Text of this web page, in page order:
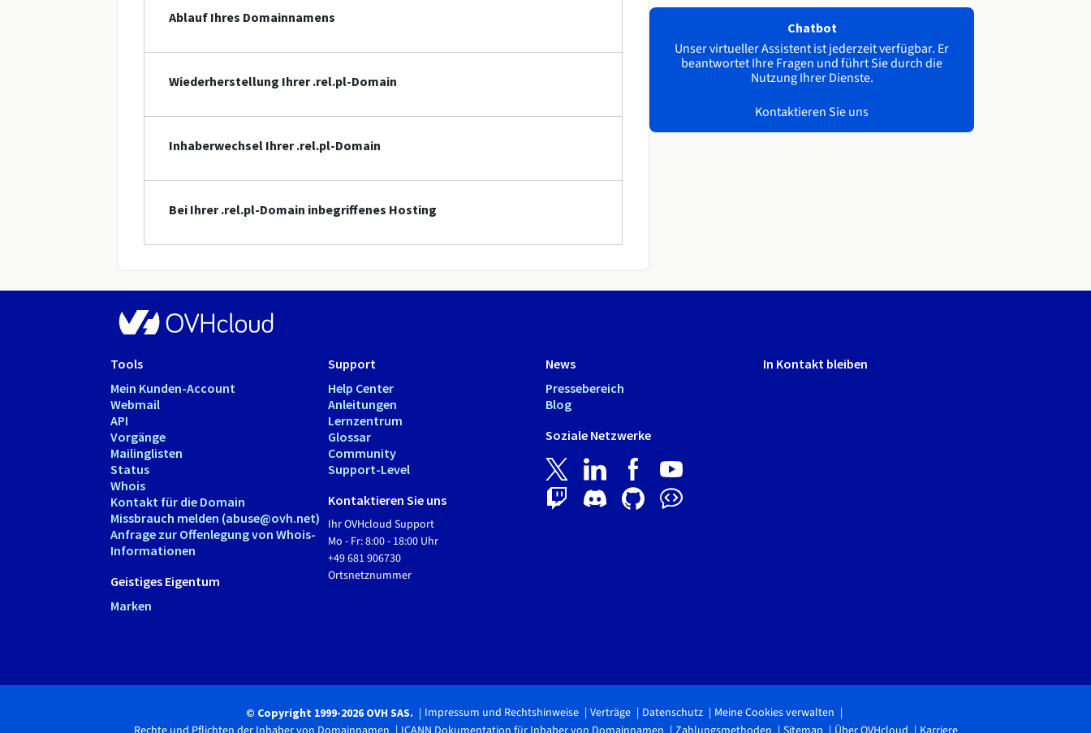
Ablauf Ihres Domainnamens
Wiederherstellung Ihrer .rel.pl-Domain
Inhaberwechsel Ihrer .rel.pl-Domain
Bei Ihrer .rel.pl-Domain inbegriffenes Hosting
Chatbot
Unser virtueller Assistent ist jederzeit verfügbar. Er
beantwortet Ihre Fragen und führt Sie durch die
Nutzung Ihrer Dienste.
Kontaktieren Sie uns
Tools
Mein Kunden-Account
Webmail
API
Vorgänge
Mailinglisten
Status
Whois
Kontakt für die Domain
Missbrauch melden (abuse@ovh.net)
Anfrage zur Offenlegung von Whois-
Informationen
Geistiges Eigentum
Marken
Support
Help Center
Anleitungen
Lernzentrum
Glossar
Community
Support-Level
Kontaktieren Sie uns
Ihr OVHcloud Support
Mo - Fr: 8:00 - 18:00 Uhr
+49 681 906730
Ortsnetznummer
News
Pressebereich
Blog
Soziale Netzwerke
In Kontakt bleiben
© Copyright 1999-2026 OVH SAS. Impressum und Rechtshinweise Verträge Datenschutz
Meine Cookies verwalten